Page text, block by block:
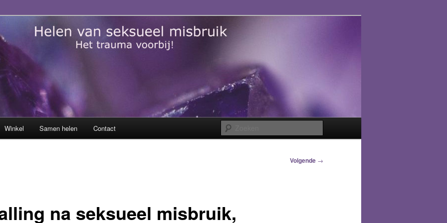
misbruik
Winkel Samen helen Contact
Volgende →
na seksueel misbruik,